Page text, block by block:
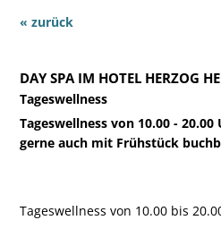
« zurück
DAY SPA IM HOTEL HERZOG
Tageswellness
Tageswellness von 10.00 -
gerne auch mit Frühstück
Tageswellness von 10.00 bis